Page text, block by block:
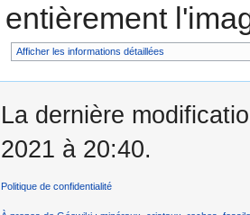
entièrement
Afficher les informations détaillées
La dernière
2021 à 20:40.
Politique de confidentialité